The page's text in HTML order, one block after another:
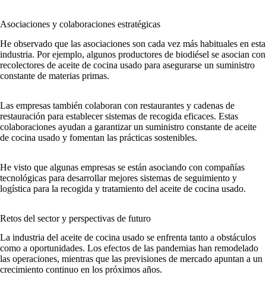
Asociaciones y colaboraciones estratégicas
He observado que las asociaciones son cada vez más habituales en esta
industria. Por ejemplo, algunos productores de biodiésel se asocian con
recolectores de aceite de cocina usado para asegurarse un suministro
constante de materias primas.
Las empresas también colaboran con restaurantes y cadenas de
restauración para establecer sistemas de recogida eficaces. Estas
colaboraciones ayudan a garantizar un suministro constante de aceite
de cocina usado y fomentan las prácticas sostenibles.
He visto que algunas empresas se están asociando con compañías
tecnológicas para desarrollar mejores sistemas de seguimiento y
logística para la recogida y tratamiento del aceite de cocina usado.
Retos del sector y perspectivas de futuro
La industria del aceite de cocina usado se enfrenta tanto a obstáculos
como a oportunidades. Los efectos de las pandemias han remodelado
las operaciones, mientras que las previsiones de mercado apuntan a un
crecimiento continuo en los próximos años.